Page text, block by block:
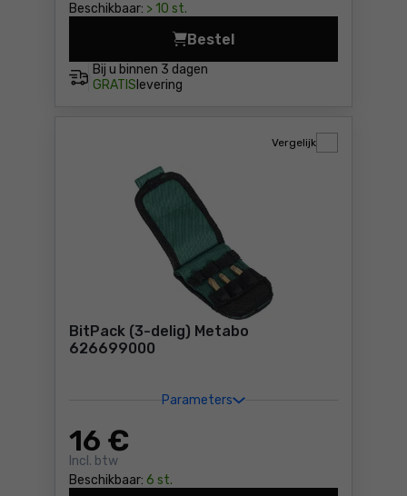
Beschikbaar: > 10 st.
Bij u binnen 3 dagen
GRATIS levering
Bestel
Schouderriem voor blazer
BitPack (3-delig) Metabo
626699000
Parameters
16 €
Incl. btw
Beschikbaar: 6 st.
Vergelijk